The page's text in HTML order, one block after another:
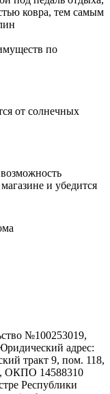
ковра, тем самым
по
от солнечных
и убедится
№100253019,
адрес:
тракт 9, пом. 118,
ОКПО 14588310
Республики